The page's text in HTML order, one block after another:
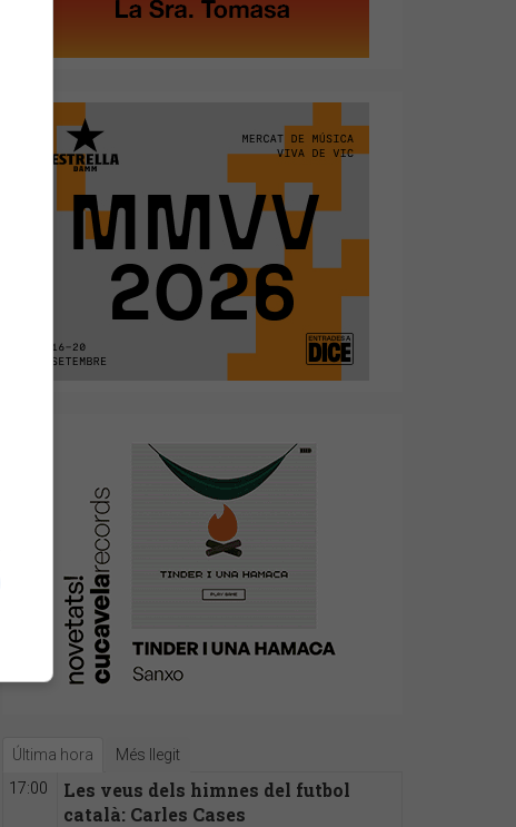
Última hora Més llegit
17:00
Les veus dels himnes del futbol
català: Carles Cases